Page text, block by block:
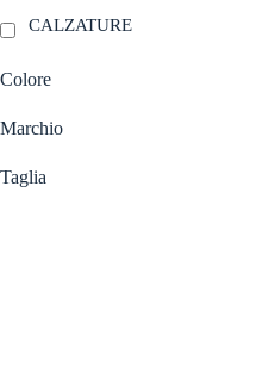
CALZATURE
Colore
Marchio
Taglia